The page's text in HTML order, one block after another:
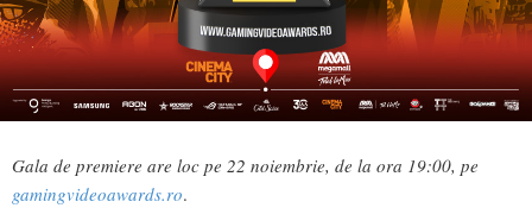
Gala de premiere are loc pe 22 noiembrie, de la ora 19:00, pe
gamingvideoawards.ro.